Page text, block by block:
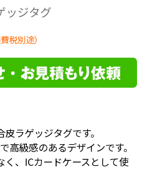
ッジタグ
税別途）
ラゲッジタグです。
高級感のあるデザインです。
く、ICカードケースとして使